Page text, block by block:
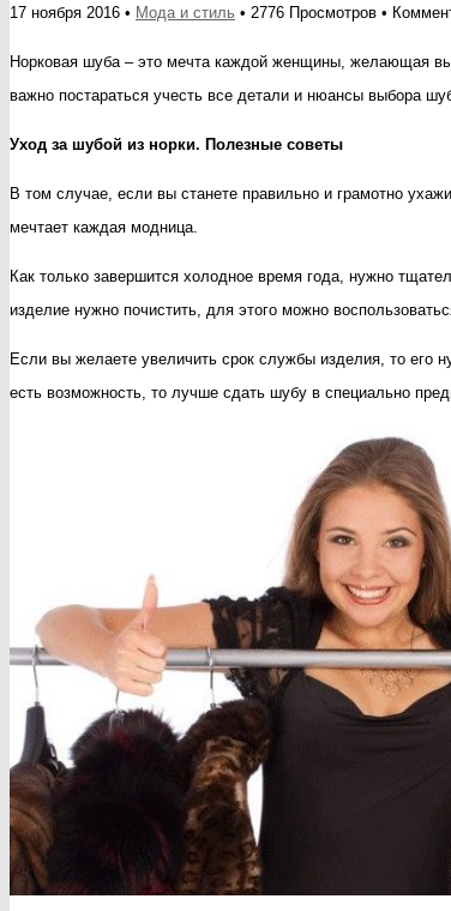
17 ноября 2016 • Мода и стиль • 2776 Просмотров •
Норковая шуба – это мечта каждой женщины, желающая
важно постараться учесть все детали и нюансы выбора
Уход за шубой из норки. Полезные советы
В том случае, если вы станете правильно и грамотно
мечтает каждая модница.
Как только завершится холодное время года, нужно
изделие нужно почистить, для этого можно
Если вы желаете увеличить срок службы изделия, то его
есть возможность, то лучше сдать шубу в специально